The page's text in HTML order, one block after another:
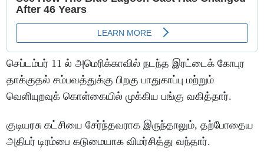
செப்டம்பர் 11 ல் அமெரிக்காவில் நடந்த இரட்டைக் கோபுர
தாக்குதல் சம்பவத்துக்கு பிறகு பாதுகாப்பு மற்றும்
வெளியுறவுக் கொள்கையில் முக்கிய பங்கு வகித்தார்.
குடியரசு கட்சியை சேர்ந்தவராக இருந்தாலும், தற்போதைய
அதிபர் டிரம்பை கடுமையாக விமர்சித்து வந்தார்.